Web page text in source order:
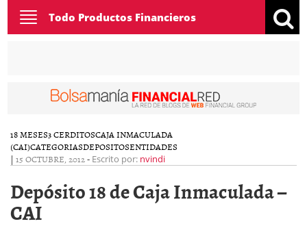
Toggle
navigation
Todo Productos Financieros
18 MESES3 CERDITOSCAJA INMACULADA
(CAI)CATEGORIASDEPOSITOSENTIDADES
| 15 OCTUBRE, 2012- Escrito por: nvindi
Depósito 18 de Caja Inmaculada –
CAI